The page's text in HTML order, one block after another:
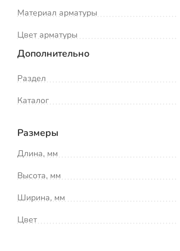
Материал арматуры
Цвет арматуры
Дополнительно
Раздел
Каталог
Размеры
Длина, мм
Высота, мм
Ширина, мм
Цвет